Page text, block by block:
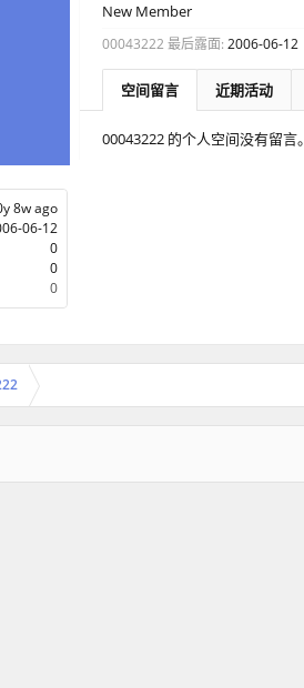
8w ago
06-12
0
0
0
New Member
00043222 最后露面: 2006-06-12
空间留言 近期活动
00043222 的个人空间没有留言。